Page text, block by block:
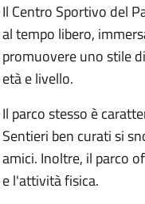
Il Centro Sportivo del
al tempo libero,
promuovere uno stile
età e livello.
Il parco stesso è
Sentieri ben curati si
amici. Inoltre, il parco
e l'attività fisica.